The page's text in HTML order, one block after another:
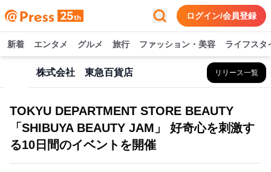
ログイン/会員登録
新着 エンタメ グルメ 旅行 ファッション・美容 ライフスタ
株式会社 東急百貨店 リリース一覧
TOKYU DEPARTMENT STORE BEAUTY
「SHIBUYA BEAUTY JAM」 好奇心を刺激す
る10日間のイベントを開催